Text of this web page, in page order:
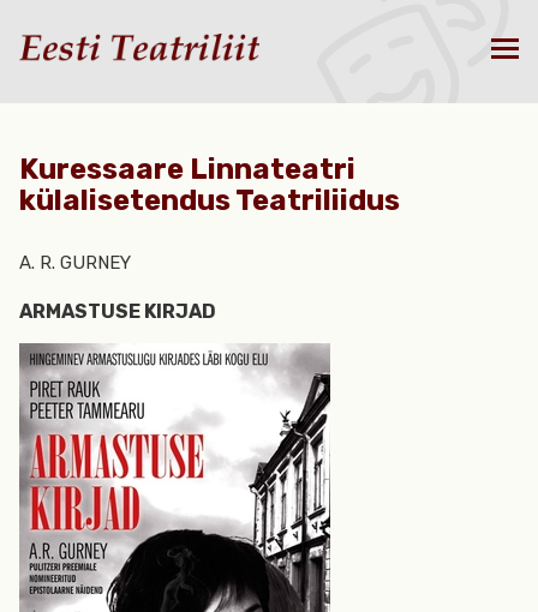
Kuressaare Linnateatri
külalisetendus Teatriliidus
A. R. GURNEY
ARMASTUSE KIRJAD